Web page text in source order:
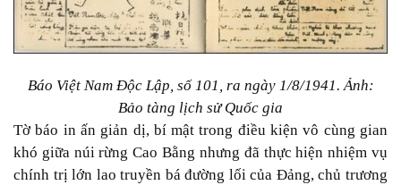
Báo Việt Nam Độc Lập, số 101, ra ngày 1/8/1941. Ảnh:
Bảo tàng lịch sử Quốc gia
Tờ báo in ấn giản dị, bí mật trong điều kiện vô cùng gian
khó giữa núi rừng Cao Bằng nhưng đã thực hiện nhiệm vụ
chính trị lớn lao truyền bá đường lối của Đảng, chủ trương